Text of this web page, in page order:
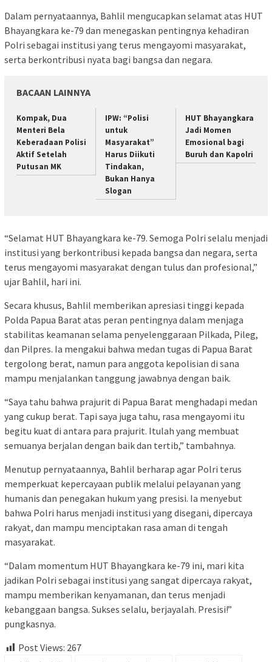
Dalam pernyataannya, Bahlil mengucapkan selamat atas HUT
Bhayangkara ke-79 dan menegaskan pentingnya kehadiran
Polri sebagai institusi yang terus mengayomi masyarakat,
serta berkontribusi nyata bagi bangsa dan negara.
BACAAN LAINNYA
Kompak, Dua
Menteri Bela
Keberadaan Polisi
Aktif Setelah
Putusan MK
IPW: “Polisi
untuk
Masyarakat”
Harus Diikuti
Tindakan,
Bukan Hanya
Slogan
HUT Bhayangkara
Jadi Momen
Emosional bagi
Buruh dan Kapolri
“Selamat HUT Bhayangkara ke-79. Semoga Polri selalu menjadi
institusi yang berkontribusi kepada bangsa dan negara, serta
terus mengayomi masyarakat dengan tulus dan profesional,”
ujar Bahlil, hari ini.
Secara khusus, Bahlil memberikan apresiasi tinggi kepada
Polda Papua Barat atas peran pentingnya dalam menjaga
stabilitas keamanan selama penyelenggaraan Pilkada, Pileg,
dan Pilpres. Ia mengakui bahwa medan tugas di Papua Barat
tergolong berat, namun para anggota kepolisian di sana
mampu menjalankan tanggung jawabnya dengan baik.
“Saya tahu bahwa prajurit di Papua Barat menghadapi medan
yang cukup berat. Tapi saya juga tahu, rasa mengayomi itu
begitu kuat di antara para prajurit. Itulah yang membuat
semuanya berjalan dengan baik dan tertib,” tambahnya.
Menutup pernyataannya, Bahlil berharap agar Polri terus
memperkuat kepercayaan publik melalui pelayanan yang
humanis dan penegakan hukum yang presisi. Ia menyebut
bahwa Polri harus menjadi institusi yang disegani, dipercaya
rakyat, dan mampu menciptakan rasa aman di tengah
masyarakat.
“Dalam momentum HUT Bhayangkara ke-79 ini, mari kita
jadikan Polri sebagai institusi yang sangat dipercaya rakyat,
mampu memberikan kenyamanan, dan terus menjadi
kebanggaan bangsa. Sukses selalu, berjayalah. Presisi!”
pungkasnya.
Post Views: 267